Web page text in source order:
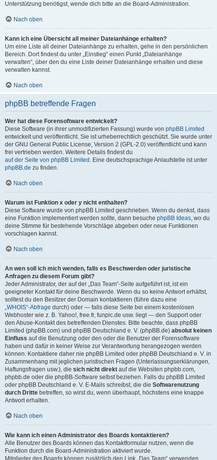
Unterstützung benötigst, wende dich bitte an die Board-Administration.
Nach oben
Kann ich eine Übersicht all meiner Dateianhänge erhalten?
Um eine Liste all deiner Dateianhänge zu erhalten, gehe in den persönlichen
Bereich. Dort findest du unter „Einstieg“ einen Punkt „Dateianhänge
verwalten“, über den du eine Liste deiner Dateianhänge erhalten und diese
verwalten kannst.
Nach oben
phpBB betreffende Fragen
Wer hat diese Forensoftware entwickelt?
Diese Software (in ihrer unmodifizierten Fassung) wurde von phpBB Limited
entwickelt und veröffentlicht. Sie ist urheberrechtlich geschützt. Sie wurde unter
der GNU General Public License, Version 2 (GPL-2.0) veröffentlicht und kann
frei vertrieben werden. Weitere Details findest du
auf der Seite von phpBB Limited . Eine deutschsprachige Anlaufstelle ist unter
phpBB.de zu finden.
Nach oben
Warum ist Funktion x oder y nicht enthalten?
Diese Software wurde von phpBB Limited geschrieben. Wenn du denkst, dass
eine Funktion implementiert werden sollte, dann besuche phpBB Ideas, wo du
deine Stimme für bestehende Vorschläge abgeben oder neue Funktionen
vorschlagen kannst.
Nach oben
An wen soll ich mich wenden, falls es Beschwerden oder juristische
Anfragen zu diesem Forum gibt?
Jeder Administrator, der auf der „Das Team“-Seite aufgeführt ist, ist ein
geeigneter Kontakt für deine Beschwerde. Wenn du so keine Antwort erhältst,
solltest du den Besitzer der Domain kontaktieren (führe dazu eine
„WHOIS“-Abfrage durch) oder — falls diese Seite bei einem kostenlosen
Webhoster wie z. B. Yahoo!, free.fr, funpic.de usw. liegt — den Support oder
den Abuse-Kontakt des betreffenden Dienstes. Bitte beachte, dass phpBB
Limited (phpBB.com) und phpBB Deutschland e. V. (phpBB.de) absolut keinen
Einfluss auf die Benutzung oder den oder die Benutzer der Forensoftware
haben und dafür in keiner Weise zur Verantwortung herangezogen werden
können. Kontaktiere daher nie phpBB Limited oder phpBB Deutschland e. V. in
Zusammenhang mit jeglichen juristischen Fragen (Unterlassungserklärungen,
Haftungsfragen usw.), die sich nicht direkt auf die Websiten phpbb.com,
phpbb.de oder die phpBB-Software selbst beziehen. Falls du phpBB Limited
oder phpBB Deutschland e. V. E-Mails schreibst, die die Softwarenutzung
durch Dritte betreffen, so wirst du, wenn überhaupt, höchstens eine knappe
Antwort erhalten.
Nach oben
Wie kann ich einen Administrator des Boards kontaktieren?
Alle Benutzer des Boards können das Kontaktformular nutzen, wenn die
Funktion durch die Board-Administration aktiviert wurde.
Mitglieder des Boards können zusätzlich den Link „Das Team“ verwenden.